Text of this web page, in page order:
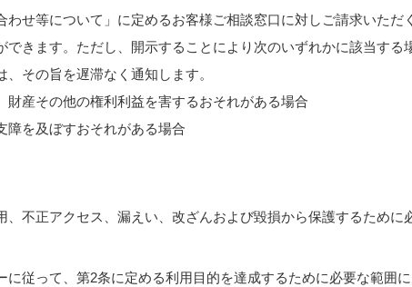
わせ等について」に定めるお客様ご相談窓口に対しご請求いた
できます。ただし、開示することにより次のいずれかに該当す
その旨を遅滞なく通知します。
財産その他の権利利益を害するおそれがある場合
障を及ぼすおそれがある場合
不正アクセス、漏えい、改ざんおよび毀損から保護するために
従って、第2条に定める利用目的を達成するために必要な範囲